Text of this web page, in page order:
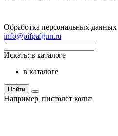
Обработка персональных данных
info@pifpafgun.ru
Искать: в каталоге
в каталоге
Найти
Например, пистолет кольт